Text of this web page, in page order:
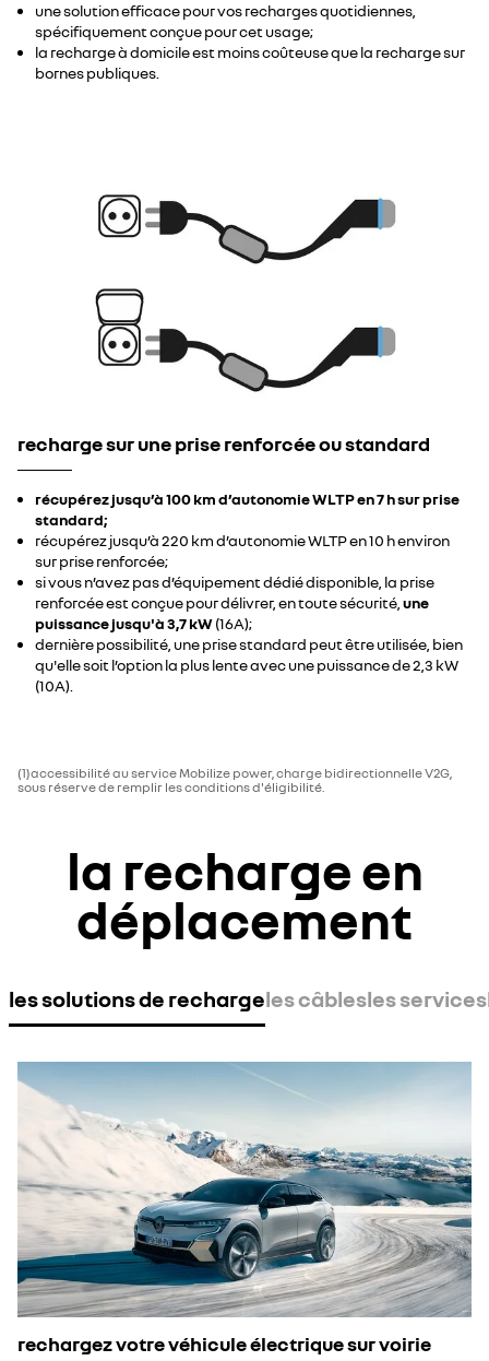
une solution efficace pour vos recharges quotidiennes,
spécifiquement conçue pour cet usage;
la recharge à domicile est moins coûteuse que la recharge sur
bornes publiques.
recharge sur une prise renforcée ou standard
récupérez jusqu’à 100 km d’autonomie WLTP en 7 h sur prise
standard;
récupérez jusqu’à 220 km d’autonomie WLTP en 10 h environ
sur prise renforcée;
​si vous n’avez pas d’équipement dédié disponible, la prise
renforcée est conçue pour délivrer, en toute sécurité, une
puissance jusqu'à 3,7 kW(16A);
​dernière possibilité, une prise standard peut être utilisée, bien
qu'elle soit l’option la plus lente avec une puissance de 2,3 kW
(10A).
(1)accessibilité au service Mobilize power, charge bidirectionnelle V2G,
sous réserve de remplir les conditions d'éligibilité.
la recharge en
déplacement
les solutions de rechargeles câblesles services
rechargez votre véhicule électrique sur voirie